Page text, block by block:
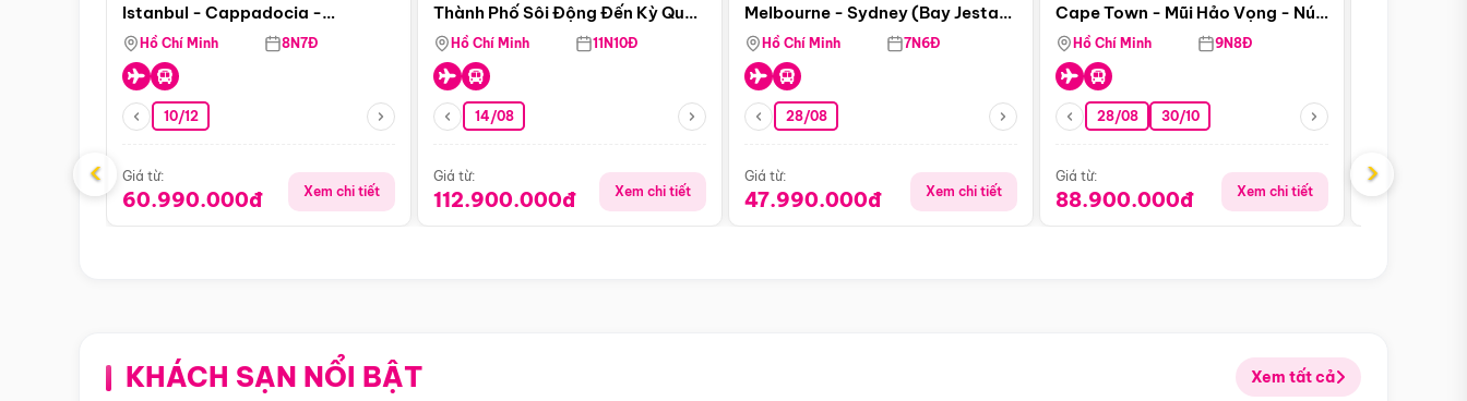
Istanbul - Cappadocia -
Pamukkale
Hồ Chí Minh 8N7Đ
10/12
Giá từ:
60.990.000đ Xem chi tiết
Thành Phố Sôi Động Đến Kỳ Quan
Thiên Nhiên Mỹ
Hồ Chí Minh 11N10Đ
14/08
Giá từ:
112.900.000đ Xem chi tiết
Melbourne - Sydney (Bay Jestar
Airways)
Hồ Chí Minh 7N6Đ
28/08
Giá từ:
47.990.000đ Xem chi tiết
Cape Town - Mũi Hảo Vọng - Núi
Bàn - Johannesburg - Pretoria -
Safari - Lodge
Hồ Chí Minh 9N8Đ
28/08 30/10
Giá từ:
88.900.000đ Xem chi tiết
Giá từ:
‹ ›
KHÁCH SẠN NỔI BẬT Xem tất cả